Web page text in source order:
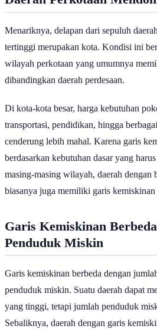
Menariknya, delapan dari sepuluh
tertinggi merupakan kota. Kondisi ini
wilayah perkotaan yang umumnya
dibandingkan daerah perdesaan.
Di kota-kota besar, harga kebutuhan
transportasi, pendidikan, hingga
cenderung lebih mahal. Karena garis
berdasarkan kebutuhan dasar yang
masing-masing wilayah, daerah
biasanya juga memiliki garis
Garis Kemiskinan
Penduduk Miskin
Garis kemiskinan berbeda dengan
penduduk miskin. Suatu daerah dapat
yang tinggi, tetapi jumlah penduduk
Sebaliknya, daerah dengan garis